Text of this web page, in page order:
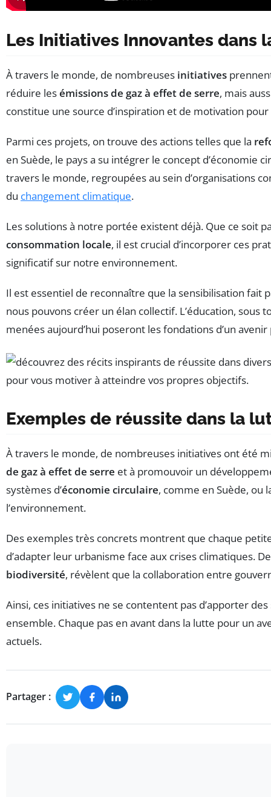
Les Initiatives Innovantes dans
À travers le monde, de nombreuses initiatives
réduire lesémissions de gaz à effet de serre, mais
constitue une source d’inspiration et de motivation
Parmi ces projets, on trouve des actions telles que la
en Suède, le pays a su intégrer le concept
travers le monde, regroupées au sein d’organisations
du changement climatique.
Les solutions à notre portée existent déjà. Que ce soit
consommation locale, il est crucial d’incorporer ces
significatif sur notre environnement.
Il est essentiel de reconnaître que la sensibilisation
nous pouvons créer un élan collectif. L’éducation,
menées aujourd’hui poseront les fondations d’un
Exemples de réussite dans la
À travers le monde, de nombreuses initiatives ont été
de gaz à effet de serre et à promouvoir un
systèmes d’économie circulaire, comme en Suède, ou
l’environnement.
Des exemples très concrets montrent que chaque
d’adapter leur urbanisme face aux crises climatiques.
biodiversité, révèlent que la collaboration entre
Ainsi, ces initiatives ne se contentent pas d’apporter
ensemble. Chaque pas en avant dans la lutte pour un
actuels.
Partager :